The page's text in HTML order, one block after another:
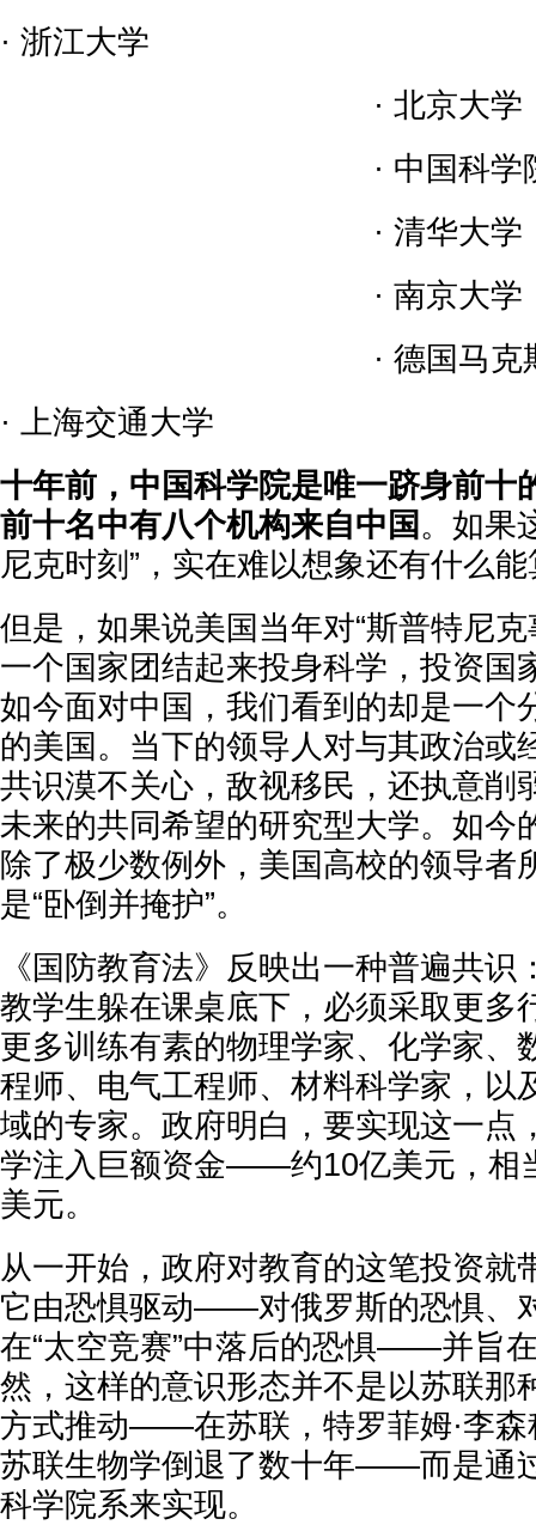
· 浙江大学
· 北京大
· 中国科
· 清华大
· 南京大
· 德国马
· 上海交通大学
十年前，中国科学院是唯一跻身前十
前十名中有八个机构来自中国 。如果
尼克时刻”，实在难以想象还有什么
但是，如果说美国当年对“斯普特尼
一个国家团结起来投身科学，投资国
如今面对中国，我们看到的却是一个
的美国。当下的领导人对与其政治或
共识漠不关心，敌视移民，还执意削
未来的共同希望的研究型大学。如今
除了极少数例外，美国高校的领导者
是“卧倒并掩护”。
《国防教育法》反映出一种普遍共
教学生躲在课桌底下，必须采取更多
更多训练有素的物理学家、化学家、
程师、电气工程师、材料科学家，以
域的专家。政府明白，要实现这一点
学注入巨额资金——约10亿美元，相
美元。
从一开始，政府对教育的这笔投资就
它由恐惧驱动——对俄罗斯的恐惧、
在“太空竞赛”中落后的恐惧——并旨
然，这样的意识形态并不是以苏联那
方式推动——在苏联，特罗菲姆·李森
苏联生物学倒退了数十年——而是通
科学院系来实现。